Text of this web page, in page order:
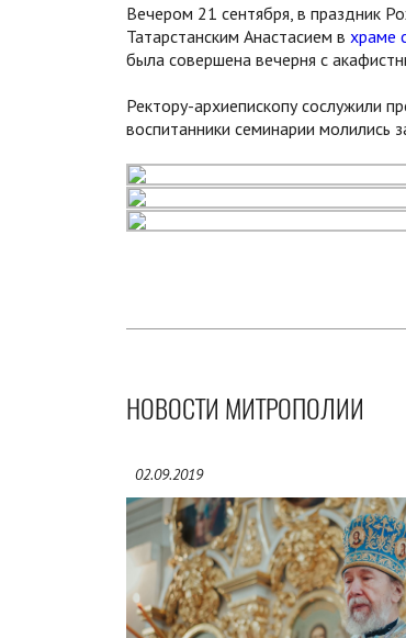
Вечером 21 сентября, в праздник
Татарстанским Анастасием в храме
была совершена вечерня с
Ректору-архиепископу сослужили
воспитанники семинарии молились
НОВОСТИ МИТРОПОЛИИ
02.09.2019